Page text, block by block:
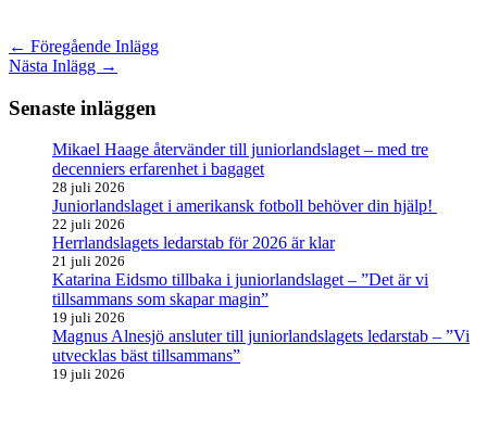
← Föregående Inlägg
Nästa Inlägg →
Senaste inläggen
Mikael Haage återvänder till juniorlandslaget – med tre
decenniers erfarenhet i bagaget
28 juli 2026
Juniorlandslaget i amerikansk fotboll behöver din hjälp!
22 juli 2026
Herrlandslagets ledarstab för 2026 är klar
21 juli 2026
Katarina Eidsmo tillbaka i juniorlandslaget – ”Det är vi
tillsammans som skapar magin”
19 juli 2026
Magnus Alnesjö ansluter till juniorlandslagets ledarstab – ”Vi
utvecklas bäst tillsammans”
19 juli 2026